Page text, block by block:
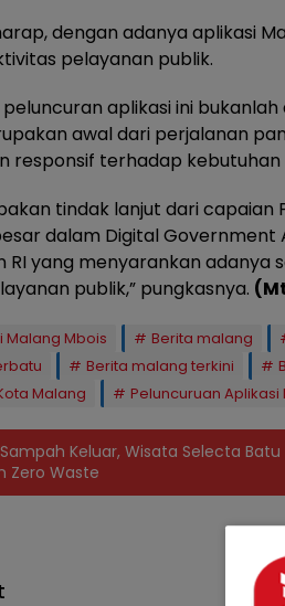
dengan adanya aplikasi
pelayanan publik.
aplikasi ini
awal dari perjalanan
responsif terhadap
tindak lanjut dari
dalam Digital
RI yang menyarankan
publik,” pungkasnya.
Malang Mbois Berita malang
Berita malang terkini
Malang
Peluncuruan Aplikasi
Keluar, Wisata Selecta
Zero Waste